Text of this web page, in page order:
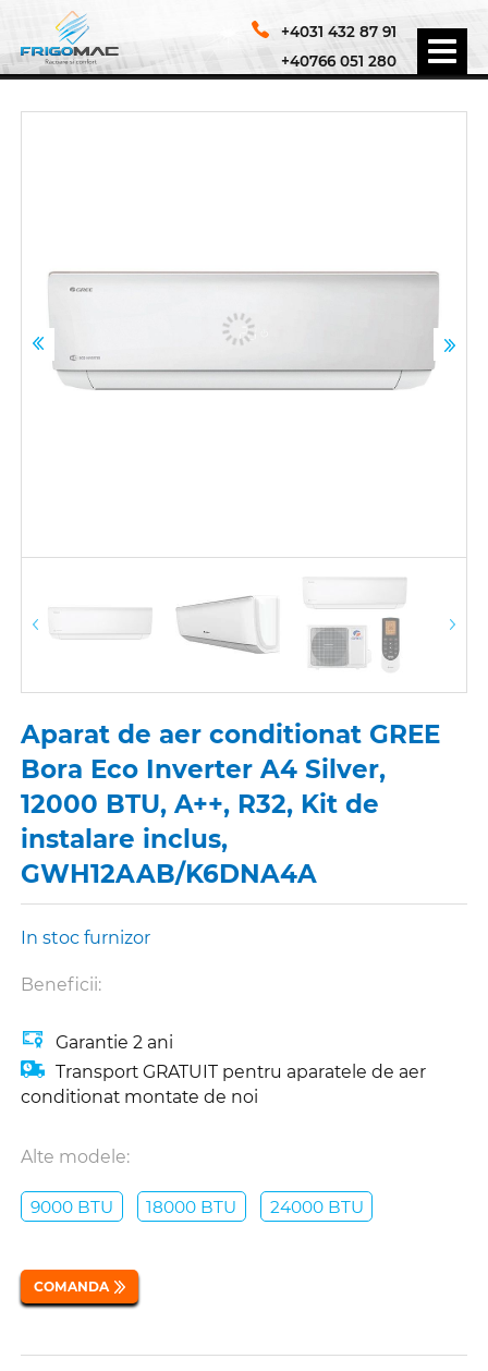
+4031 432 87 91
+40766 051 280
Aparat de aer conditionat GREE
Bora Eco Inverter A4 Silver,
12000 BTU, A++, R32, Kit de
instalare inclus,
GWH12AAB/K6DNA4A
In stoc furnizor
Beneficii:
Garantie 2 ani
Transport GRATUIT pentru aparatele de aer
conditionat montate de noi
Alte modele:
9000 BTU 18000 BTU 24000 BTU
COMANDA